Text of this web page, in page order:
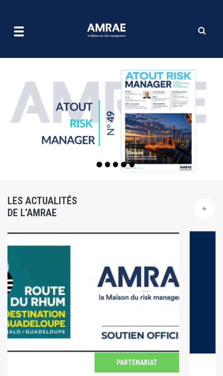
contenu
LES ACTUALITÉS
DE L’AMRAE
PARTENARIAT